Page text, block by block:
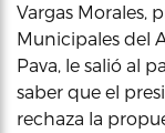
Vargas Morales,
Municipales del
Pava, le salió al
saber que el
rechaza la